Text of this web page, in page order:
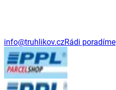
info@truhlikov.czRádi poradíme